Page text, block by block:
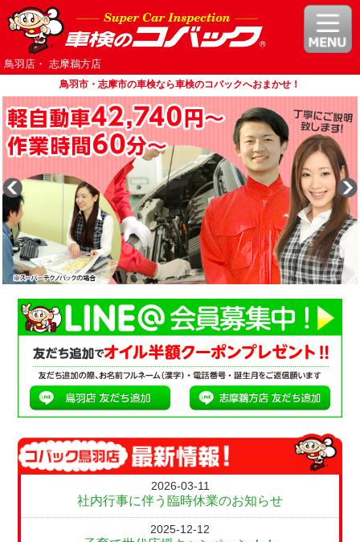
鳥羽店・ 志摩鵜方店
鳥羽市・志摩市の車検なら車検のコバックへおまかせ！
2026-03-11
社内行事に伴う臨時休業のお知らせ
2025-12-12